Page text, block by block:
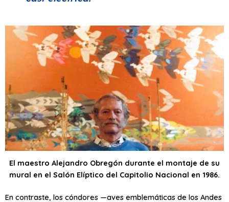
El maestro Alejandro Obregón durante el montaje de su
mural en el Salón Elíptico del Capitolio Nacional en 1986.
En contraste, los cóndores —aves emblemáticas de los Andes